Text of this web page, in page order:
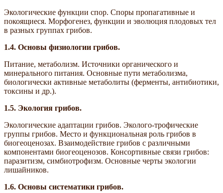
Экологические функции спор. Споры пропагативные и
покоящиеся. Морфогенез, функции и эволюция плодовых тел
в разных группах грибов.
1.4. Основы физиологии грибов.
Питание, метаболизм. Источники органического и
минерального питания. Основные пути метаболизма,
биологически активные метаболиты (ферменты, антибиотики,
токсины и др.).
1.5. Экология грибов.
Экологические адаптации грибов. Эколого-трофические
группы грибов. Место и функциональная роль грибов в
биогеоценозах. Взаимодействие грибов с различными
компонентами биогеоценозов. Консортивные связи грибов:
паразитизм, симбиотрофизм. Основные черты экологии
лишайников.
1.6. Основы систематики грибов.